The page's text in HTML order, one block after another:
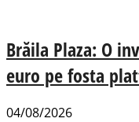
Brăila Plaza: O
euro pe fosta
04/08/2026